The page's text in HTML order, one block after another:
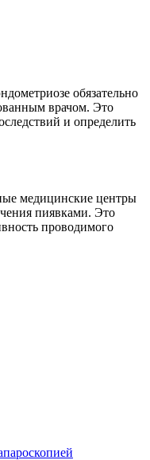
обязательно
врачом. Это
и определить
медицинские центры
пиявками. Это
проводимого